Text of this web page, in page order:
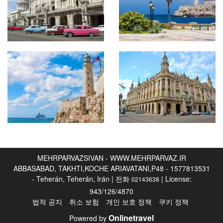
MEHRPARVAZSIVAN - WWW.MEHRPARVAZ.IR
ABBASABAD, TAKHTI,KOCHE ARIAVATANI,P48 - 1577813531
- Teherán, Teherán, Irán | 전화 02143638 | License:
943/126/4870
법적 공지
취소 보험 개인 보호 정책
쿠키 정책
Powered by Onlinetravel